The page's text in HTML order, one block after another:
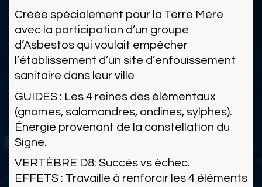
Créée spécialement pour la Terre Mère
avec la participation d’un groupe
d’Asbestos qui voulait empêcher
l’établissement d’un site d’enfouissement
sanitaire dans leur ville
GUIDES : Les 4 reines des élémentaux
(gnomes, salamandres, ondines, sylphes).
Énergie provenant de la constellation du
Signe.
VERTÈBRE D8: Succès vs échec.
EFFETS : Travaille à renforcir les 4 éléments